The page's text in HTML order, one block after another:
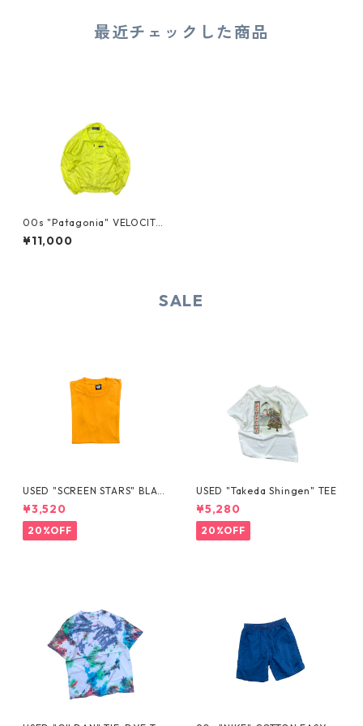
最近チェックした商品
00s "Patagonia" VELOCITY
SHELL JACKET
¥11,000
SALE
USED "SCREEN STARS" BLAN
K TEE
¥3,520
20%OFF
USED "Takeda Shingen" TEE
¥5,280
20%OFF